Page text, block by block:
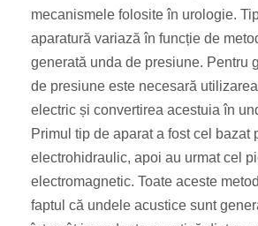
mecanismele folosite în urologie.
aparatură variază în funcție de
generată unda de presiune. Pentru
de presiune este necesară
electric și convertirea acestuia în
Primul tip de aparat a fost cel bazat
electrohidraulic, apoi au urmat cel
electromagnetic. Toate aceste
faptul că undele acustice sunt